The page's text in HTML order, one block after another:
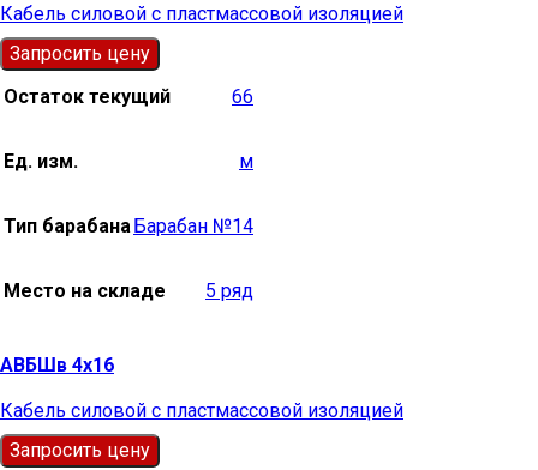
Кабель силовой с пластмассовой изоляцией
Запросить цену
Остаток текущий
66
Ед. изм. м
Тип барабанаБарабан №14
Место на складе 5 ряд
АВБШв 4х16
Кабель силовой с пластмассовой изоляцией
Запросить цену